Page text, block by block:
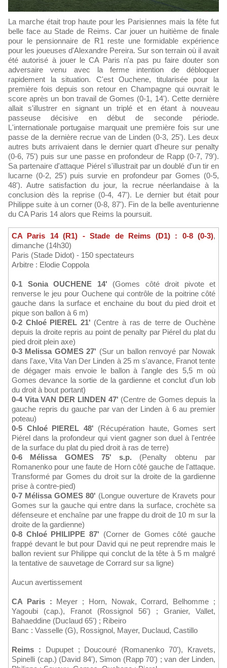
La marche était trop haute pour les Parisiennes mais la fête fut
belle face au Stade de Reims. Car jouer un huitième de finale
pour le pensionnaire de R1 reste une formidable expérience
pour les joueuses d'Alexandre Pereira. Sur son terrain où il avait
été autorisé à jouer le CA Paris n'a pas pu faire douter son
adversaire venu avec la ferme intention de débloquer
rapidement la situation. C'est Ouchene, titularisée pour la
première fois depuis son retour en Champagne qui ouvrait le
score après un bon travail de Gomes (0-1, 14'). Cette dernière
allait s'illustrer en signant un triplé et en étant à nouveau
passeuse décisive en début de seconde période.
L'internationale portugaise marquait une première fois sur une
passe de la dernière recrue van de Linden (0-3, 25'). Les deux
autres buts arrivaient dans le dernier quart d'heure sur penalty
(0-6, 75') puis sur une passe en profondeur de Rapp (0-7, 79').
Sa partenaire d'attaque Piérel s'illustrait par un doublé d'un tir en
lucarne (0-2, 25') puis survie en profondeur par Gomes (0-5,
48'). Autre satisfaction du jour, la recrue néerlandaise à la
conclusion dès la reprise (0-4, 47'). Le dernier but était pour
Philippe suite à un corner (0-8, 87'). Fin de la belle aventurienne
du CA Paris 14 alors que Reims la poursuit.
CA Paris 14 (R1) - Stade de Reims (D1) : 0-8 (0-3),
dimanche (14h30)
Paris (Stade Didot) - 150 spectateurs
Arbitre : Elodie Coppola
0-1 Sonia OUCHENE 14' (Gomes côté droit pivote et
renverse le jeu pour Ouchene qui contrôle de la poitrine côté
gauche dans la surface et enchaine du bout du pied droit et
pique son ballon à 6 m)
0-2 Chloé PIEREL 21' (Centre à ras de terre de Ouchène
depuis la droite repris au point de penalty par Piérel du plat du
pied droit plein axe)
0-3 Melissa GOMES 27' (Sur un ballon renvoyé par Nowak
dans l'axe, Vita Van Der Linden à 25 m s'avance, Franot tente
de dégager mais envoie le ballon à l'angle des 5,5 m où
Gomes devance la sortie de la gardienne et conclut d'un lob
du droit à bout portant)
0-4 Vita VAN DER LINDEN 47' (Centre de Gomes depuis la
gauche repris du gauche par van der Linden à 6 au premier
poteau)
0-5 Chloé PIEREL 48' (Récupération haute, Gomes sert
Piérel dans la profondeur qui vient gagner son duel à l'entrée
de la surface du plat du pied droit à ras de terre)
0-6 Mélissa GOMES 75' s.p. (Penalty obtenu par
Romanenko pour une faute de Horn côté gauche de l'attaque.
Transformé par Gomes du droit sur la droite de la gardienne
prise à contre-pied)
0-7 Mélissa GOMES 80' (Longue ouverture de Kravets pour
Gomes sur la gauche qui entre dans la surface, crochète sa
défenseure et enchaîne par une frappe du droit de 10 m sur la
droite de la gardienne)
0-8 Chloé PHILIPPE 87' (Corner de Gomes côté gauche
frappé devant le but pour David qui ne peut reprendre mais le
ballon revient sur Philippe qui conclut de la tête à 5 m malgré
la tentative de sauvetage de Corrard sur sa ligne)
Aucun avertissement
CA Paris : Meyer ; Horn, Nowak, Corrard, Belhomme ;
Yagoubi (cap.), Franot (Rossignol 56') ; Granier, Vallet,
Bahaeddine (Duclaud 65') ; Ribeiro
Banc : Vasselle (G), Rossignol, Mayer, Duclaud, Castillo
Reims : Dupupet ; Doucouré (Romanenko 70'), Kravets,
Spinelli (cap.) (David 84'), Simon (Rapp 70') ; van der Linden,